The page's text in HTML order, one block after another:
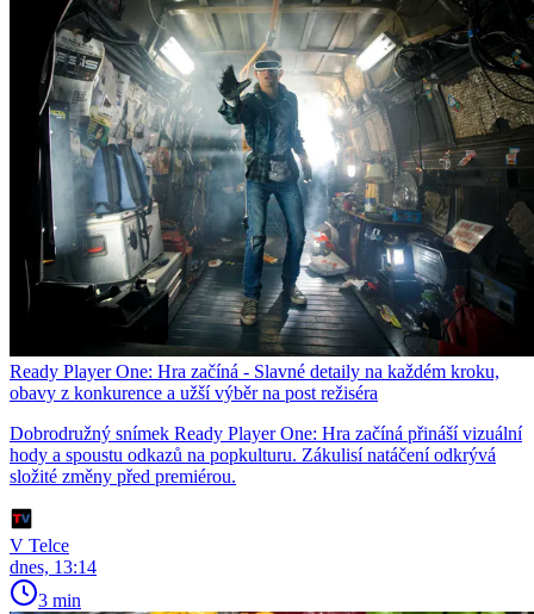
Ready Player One: Hra začíná - Slavné detaily na každém kroku,
obavy z konkurence a užší výběr na post režiséra
Dobrodružný snímek Ready Player One: Hra začíná přináší vizuální
hody a spoustu odkazů na popkulturu. Zákulisí natáčení odkrývá
složité změny před premiérou.
V Telce
dnes, 13:14
3 min